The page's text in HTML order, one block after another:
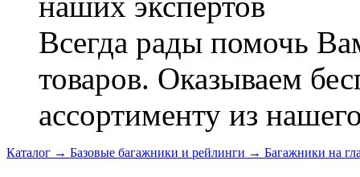
Всегда рады помочь
товаров. Оказываем
ассортименту из
Каталог → Базовые багажники и рейлинги → Багажники на